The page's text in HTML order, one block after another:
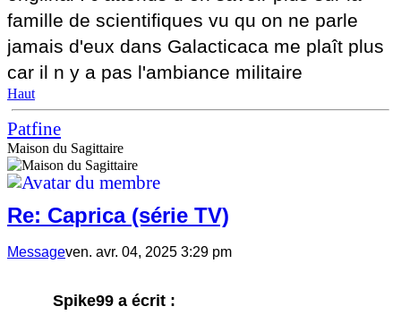
famille de scientifiques vu qu on ne parle
jamais d'eux dans Galacticaca me plaît plus
car il n y a pas l'ambiance militaire
Haut
Patfine
Maison du Sagittaire
Re: Caprica (série TV)
Messageven. avr. 04, 2025 3:29 pm
Spike99 a écrit :